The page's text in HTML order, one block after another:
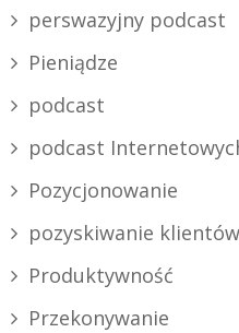
perswazyjny podcast
Pieniądze
podcast
podcast
Pozycjonowanie
pozyskiwanie klientów
Produktywność
Przekonywanie